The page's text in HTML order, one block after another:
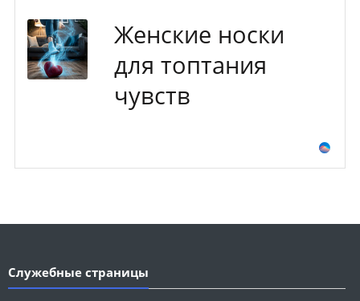
Женские носки
для топтания
чувств
Служебные страницы